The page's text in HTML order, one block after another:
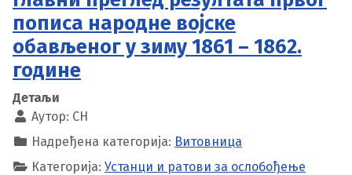
пописа народне војске
обављеног у зиму 1861 – 1862.
године
Детаљи
Аутор: CH
Надређена категорија: Витовница
Категорија: Устанци и ратови за ослобођење